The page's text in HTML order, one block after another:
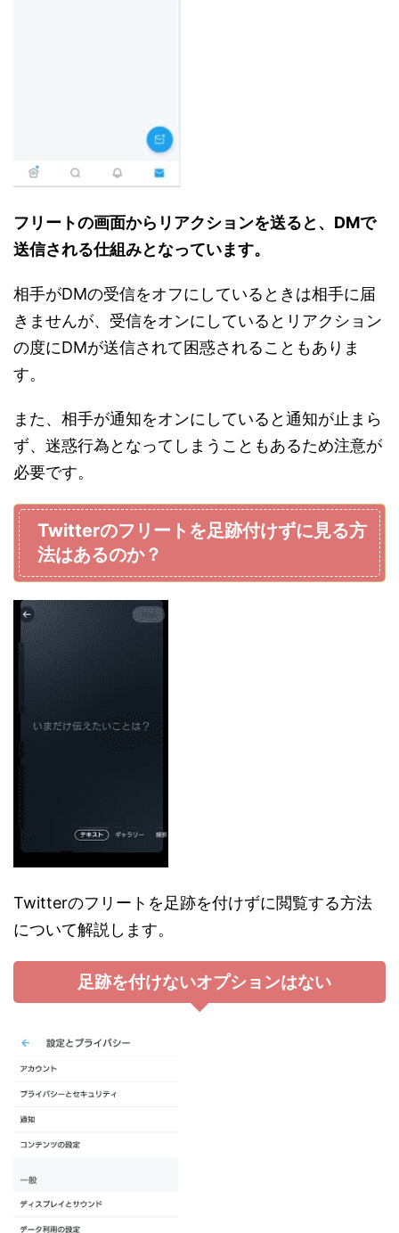
フリートの画面からリアクションを送ると、DMで
送信される仕組みとなっています。
相手がDMの受信をオフにしているときは相手に届
きませんが、受信をオンにしているとリアクション
の度にDMが送信されて困惑されることもありま
す。
また、相手が通知をオンにしていると通知が止まら
ず、迷惑行為となってしまうこともあるため注意が
必要です。
Twitterのフリートを足跡付けずに見る方
法はあるのか？
Twitterのフリートを足跡を付けずに閲覧する方法
について解説します。
足跡を付けないオプションはない